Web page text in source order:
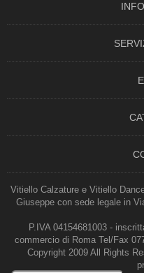
Vitiello Calzature e Vitiello
Giuseppe con sede legale in
P.IVA 04154681003 -
commercio di Roma Tel/Fax
Copyright 2009 All Rights